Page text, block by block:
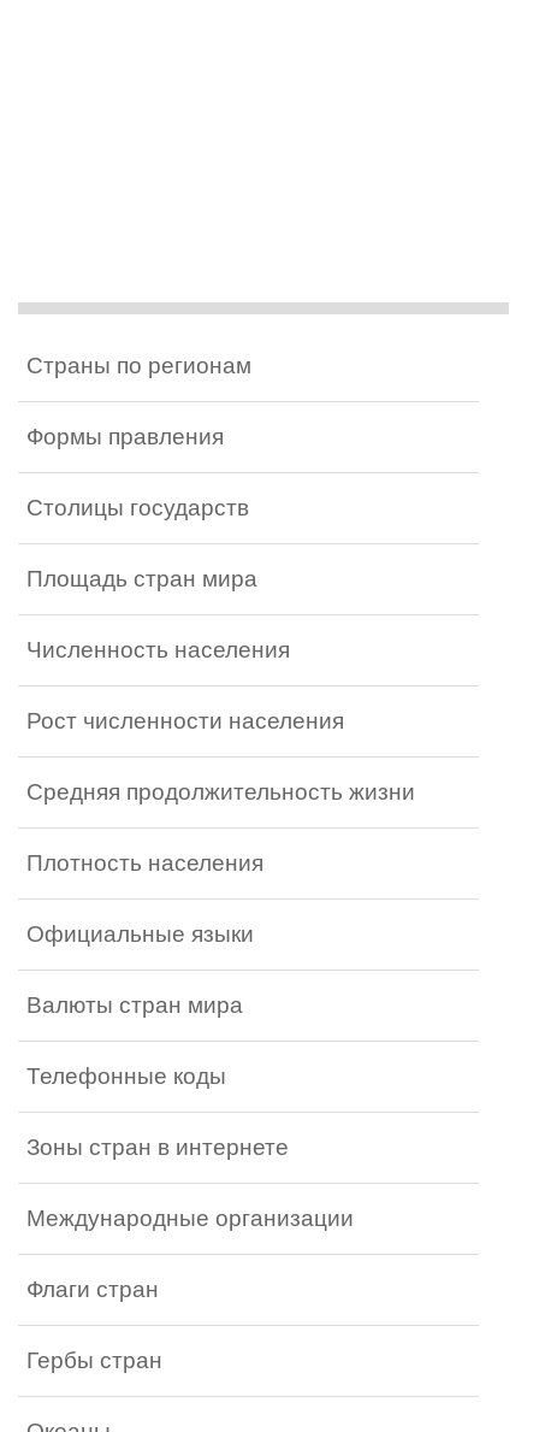
Страны по регионам
Формы правления
Столицы государств
Площадь стран мира
Численность населения
Рост численности населения
Средняя продолжительность жизни
Плотность населения
Официальные языки
Валюты стран мира
Телефонные коды
Зоны стран в интернете
Международные организации
Флаги стран
Гербы стран